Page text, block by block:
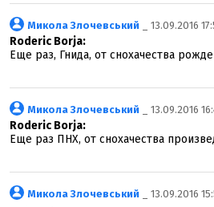
Микола Злочевський _ 13.09.2016
Roderic Borja:
Еще раз, Гнида, от снохачества
Микола Злочевський _ 13.09.2016
Roderic Borja:
Еще раз ПНХ, от снохачества
Микола Злочевський _ 13.09.2016